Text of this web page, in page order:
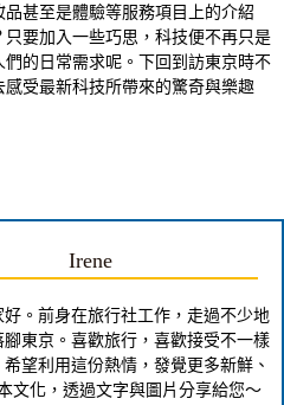
甚至是體驗等服務項目上的介紹
要加入一些巧思，科技便不再只是
的日常需求呢。下回到訪東京時不
受最新科技所帶來的驚奇與樂趣
Irene
好。前身在旅行社工作，走過不少地
腳東京。喜歡旅行，喜歡接受不一樣
望利用這份熱情，發覺更多新鮮、
文化，透過文字與圖片分享給您～